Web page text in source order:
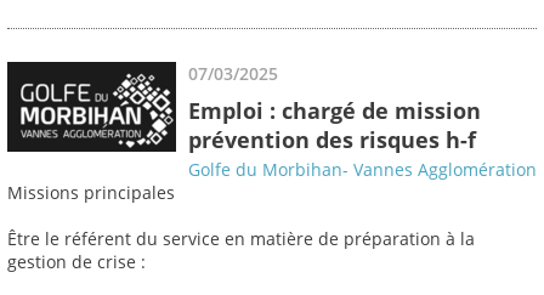
07/03/2025
Emploi : chargé de mission
prévention des risques h-f
Golfe du Morbihan- Vannes Agglomération
Missions principales
Être le référent du service en matière de préparation à la
gestion de crise :